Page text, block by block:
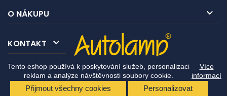
Tento eshop používá k poskytování služeb, personalizaci
reklam a analýze návštěvnosti soubory cookie.
Více
informací
Přijmout všechny cookies Personalizovat
O NÁKUPU 
KONTAKT 